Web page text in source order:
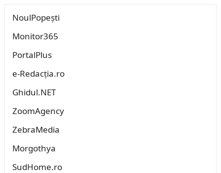
NoulPopești
Monitor365
PortalPlus
e-Redacția.ro
Ghidul.NET
ZoomAgency
ZebraMedia
Morgothya
SudHome.ro